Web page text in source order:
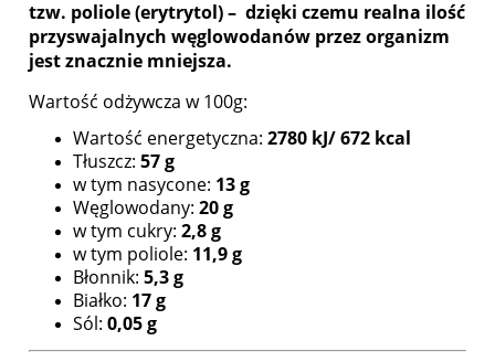
tzw. poliole (erytrytol) – dzięki czemu realna ilość
przyswajalnych węglowodanów przez organizm
jest znacznie mniejsza.
Wartość odżywcza w 100g:
Wartość energetyczna: 2780 kJ/ 672 kcal
Tłuszcz: 57 g
w tym nasycone: 13 g
Węglowodany: 20 g
w tym cukry: 2,8 g
w tym poliole: 11,9 g
Błonnik: 5,3 g
Białko: 17 g
Sól: 0,05 g